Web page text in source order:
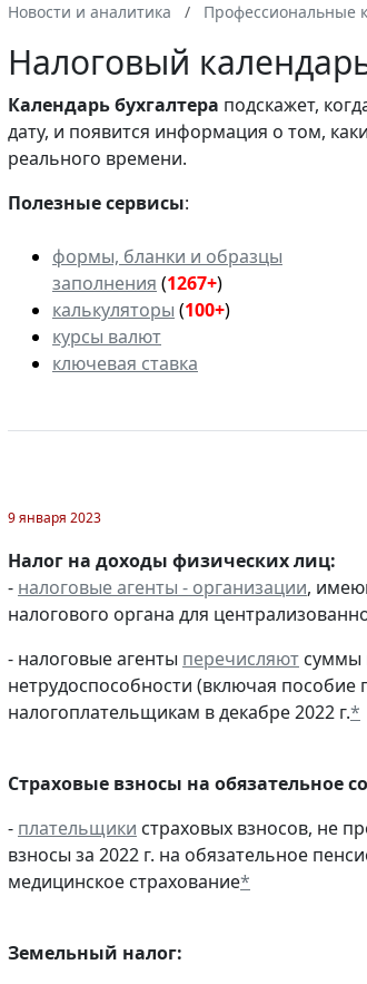
Новости и аналитика Профессиональные
Налоговый
Календарьбухгалтера подскажет,
дату, и появится информация о том,
реального времени.
Полезные сервисы:
формы, бланки и образцы
заполнения (1267+)
калькуляторы (100+)
курсы валют
ключевая ставка
9 января 2023
Налог на доходы физических лиц:
- налоговые агенты - организации,
налогового органа для
- налоговые агенты перечисляют суммы
нетрудоспособности (включая
налогоплательщикам в декабре 2022 г.*
Страховые взносы на обязательное
- плательщики страховых взносов, не
взносы за 2022 г. на обязательное
медицинское страхование*
Земельный налог: